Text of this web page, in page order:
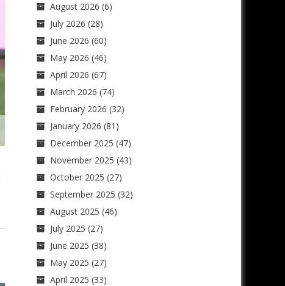
August 2026 (6)
July 2026 (28)
June 2026 (60)
May 2026 (46)
April 2026 (67)
March 2026 (74)
February 2026 (32)
January 2026 (81)
December 2025 (47)
November 2025 (43)
October 2025 (27)
September 2025 (32)
August 2025 (46)
July 2025 (27)
June 2025 (38)
May 2025 (27)
April 2025 (33)